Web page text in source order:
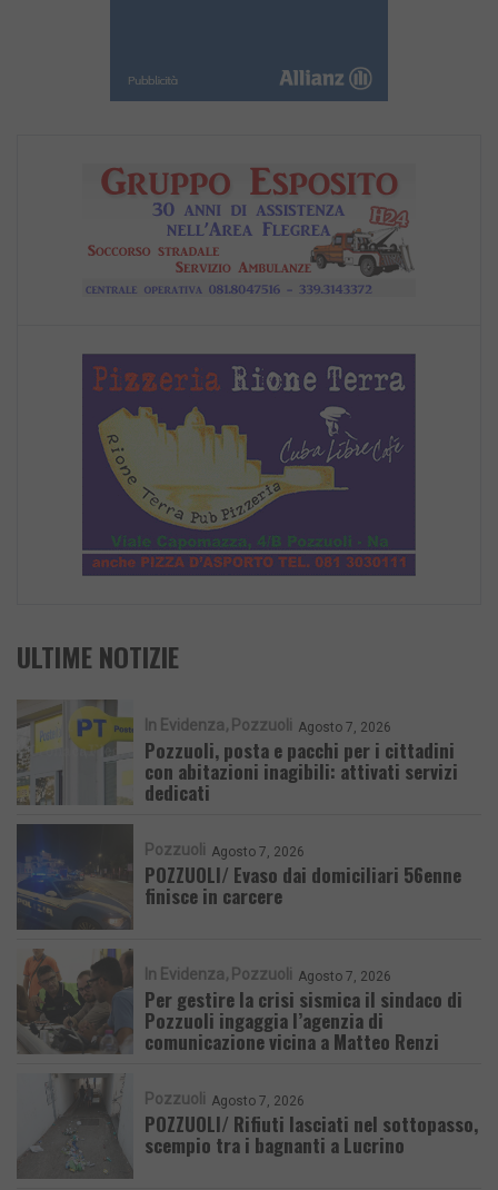
ULTIME NOTIZIE
In Evidenza Pozzuoli Agosto 7, 2026
Pozzuoli, posta e pacchi per i cittadini
con abitazioni inagibili: attivati servizi
dedicati
Pozzuoli Agosto 7, 2026
POZZUOLI/ Evaso dai domiciliari 56enne
finisce in carcere
In Evidenza Pozzuoli Agosto 7, 2026
Per gestire la crisi sismica il sindaco di
Pozzuoli ingaggia l’agenzia di
comunicazione vicina a Matteo Renzi
Pozzuoli Agosto 7, 2026
POZZUOLI/ Rifiuti lasciati nel sottopasso,
scempio tra i bagnanti a Lucrino